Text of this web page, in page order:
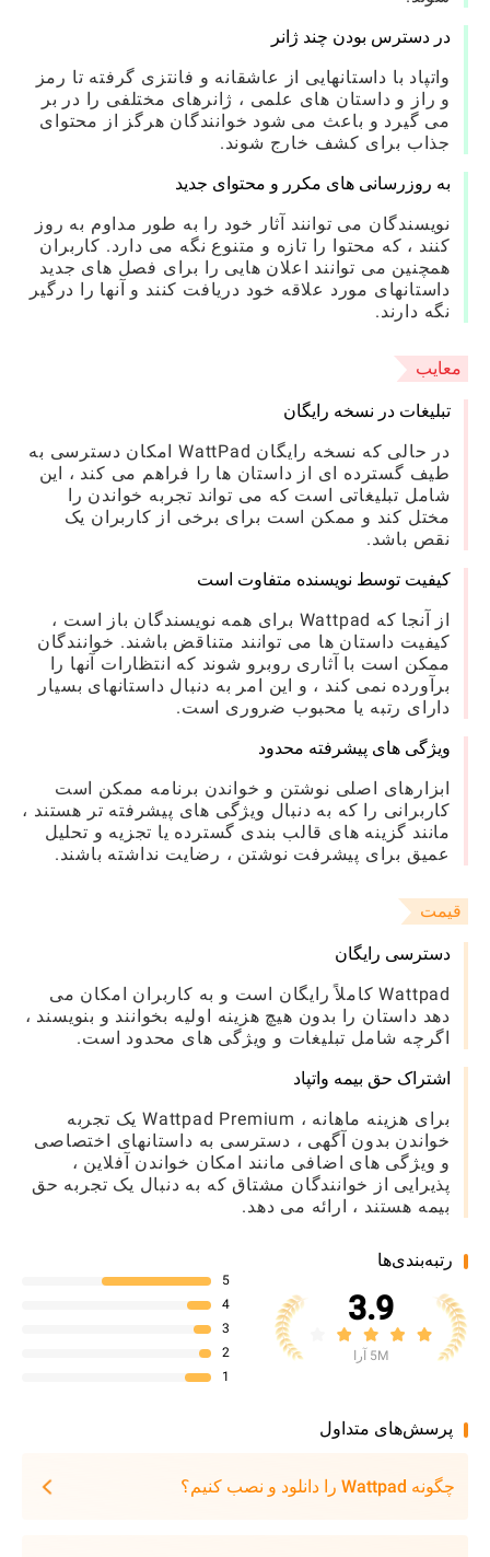
در دسترس بودن چند ژانر
واتپاد با داستانهایی از عاشقانه و فانتزی گرفته تا رمز
و راز و داستان های علمی ، ژانرهای مختلفی را در بر
می گیرد و باعث می شود خوانندگان هرگز از محتوای
جذاب برای کشف خارج شوند.
به روزرسانی های مکرر و محتوای جدید
نویسندگان می توانند آثار خود را به طور مداوم به روز
کنند ، که محتوا را تازه و متنوع نگه می دارد. کاربران
همچنین می توانند اعلان هایی را برای فصل های جدید
داستانهای مورد علاقه خود دریافت کنند و آنها را درگیر
نگه دارند.
معایب
تبلیغات در نسخه رایگان
در حالی که نسخه رایگان WattPad امکان دسترسی به
طیف گسترده ای از داستان ها را فراهم می کند ، این
شامل تبلیغاتی است که می تواند تجربه خواندن را
مختل کند و ممکن است برای برخی از کاربران یک
نقص باشد.
کیفیت توسط نویسنده متفاوت است
از آنجا که Wattpad برای همه نویسندگان باز است ،
کیفیت داستان ها می توانند متناقض باشند. خوانندگان
ممکن است با آثاری روبرو شوند که انتظارات آنها را
برآورده نمی کند ، و این امر به دنبال داستانهای بسیار
دارای رتبه یا محبوب ضروری است.
ویژگی های پیشرفته محدود
ابزارهای اصلی نوشتن و خواندن برنامه ممکن است
کاربرانی را که به دنبال ویژگی های پیشرفته تر هستند ،
مانند گزینه های قالب بندی گسترده یا تجزیه و تحلیل
عمیق برای پیشرفت نوشتن ، رضایت نداشته باشند.
قیمت
دسترسی رایگان
Wattpad کاملاً رایگان است و به کاربران امکان می
دهد داستان را بدون هیچ هزینه اولیه بخوانند و بنویسند ،
اگرچه شامل تبلیغات و ویژگی های محدود است.
اشتراک حق بیمه واتپاد
برای هزینه ماهانه ، Wattpad Premium یک تجربه
خواندن بدون آگهی ، دسترسی به داستانهای اختصاصی
و ویژگی های اضافی مانند امکان خواندن آفلاین ،
پذیرایی از خوانندگان مشتاق که به دنبال یک تجربه حق
بیمه هستند ، ارائه می دهد.
رتبه‌بندی‌ها
3.9
5M آرا
5
4
3
2
1
پرسش‌های متداول
چگونه Wattpad را دانلود و نصب کنیم؟